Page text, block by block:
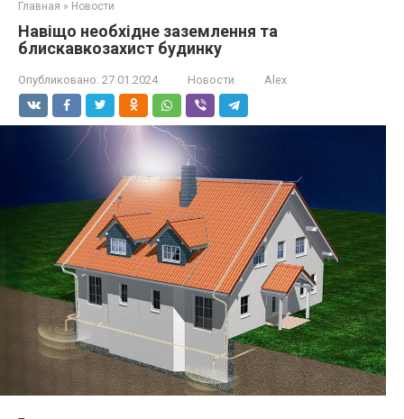
Главная » Новости
Навіщо необхідне заземлення та
блискавкозахист будинку
Опубликовано: 27.01.2024 Новости Alex